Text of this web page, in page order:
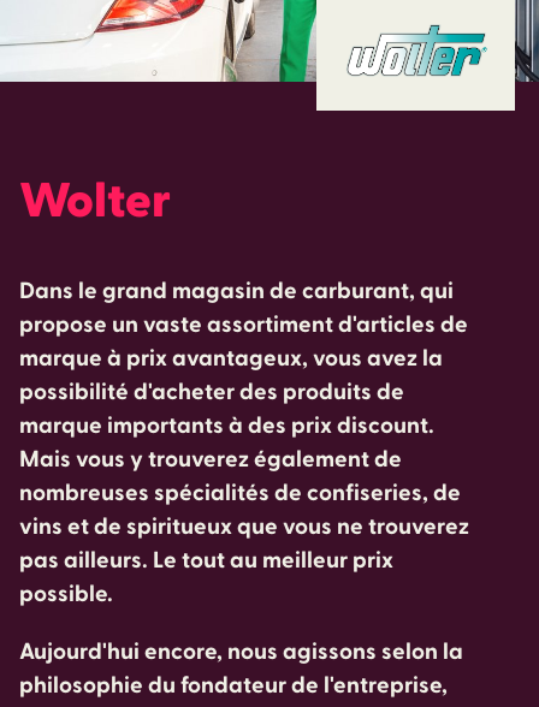
Wolter
Dans le grand magasin de carburant, qui
propose un vaste assortiment d'articles de
marque à prix avantageux, vous avez la
possibilité d'acheter des produits de
marque importants à des prix discount.
Mais vous y trouverez également de
nombreuses spécialités de confiseries, de
vins et de spiritueux que vous ne trouverez
pas ailleurs. Le tout au meilleur prix
possible.
Aujourd'hui encore, nous agissons selon la
philosophie du fondateur de l'entreprise,